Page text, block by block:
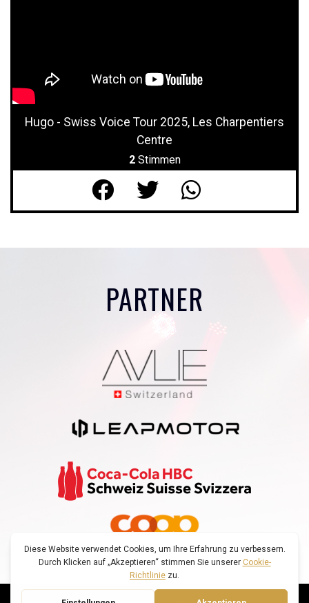
Hugo - Swiss Voice Tour 2025, Les Charpentiers
Centre
2 Stimmen
PARTNER